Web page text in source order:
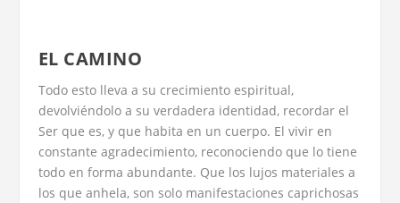
EL CAMINO
Todo esto lleva a su crecimiento espiritual,
devolviéndolo a su verdadera identidad, recordar el
Ser que es, y que habita en un cuerpo. El vivir en
constante agradecimiento, reconociendo que lo tiene
todo en forma abundante. Que los lujos materiales a
los que anhela, son solo manifestaciones caprichosas